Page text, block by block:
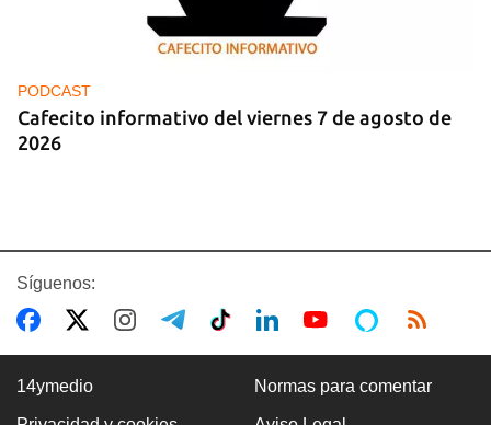
PODCAST
Cafecito informativo del viernes 7 de agosto de
2026
Síguenos:
14ymedio Normas para comentar